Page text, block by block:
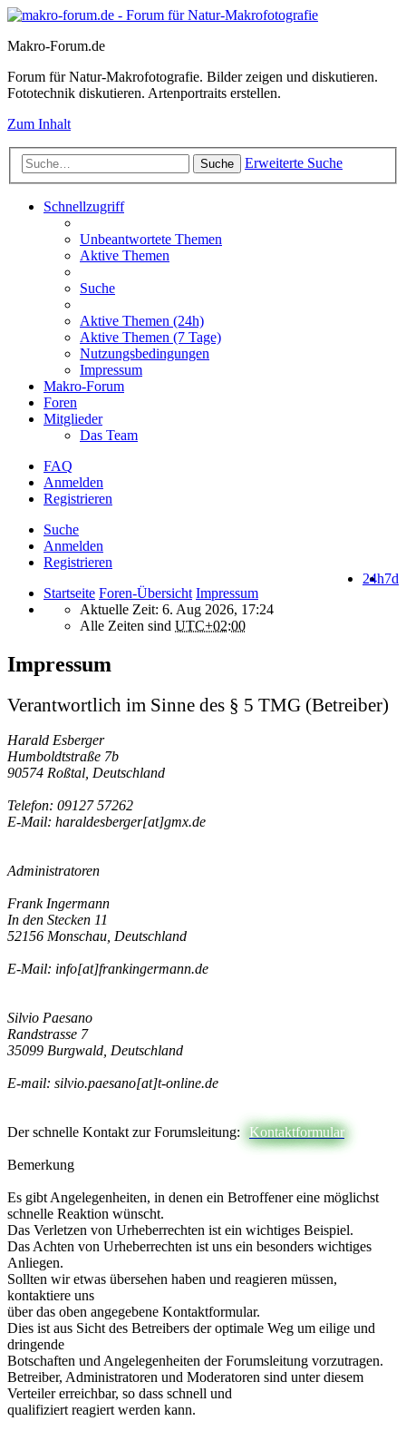
Makro-Forum.de
Forum für Natur-Makrofotografie. Bilder zeigen und diskutieren.
Fototechnik diskutieren. Artenportraits erstellen.
Zum Inhalt
Suche Erweiterte Suche
Schnellzugriff
Unbeantwortete Themen
Aktive Themen
Suche
Aktive Themen (24h)
Aktive Themen (7 Tage)
Nutzungsbedingungen
Impressum
Makro-Forum
Foren
Mitglieder
Das Team
FAQ
Anmelden
Registrieren
Suche
Anmelden
Registrieren
7d
24h
Startseite Foren-Übersicht Impressum
Aktuelle Zeit: 6. Aug 2026, 17:24
Alle Zeiten sind UTC+02:00
Impressum
Verantwortlich im Sinne des § 5 TMG (Betreiber)
Harald Esberger
Humboldtstraße 7b
90574 Roßtal, Deutschland
Telefon: 09127 57262
E-Mail: haraldesberger[at]gmx.de
Administratoren
Frank Ingermann
In den Stecken 11
52156 Monschau, Deutschland
E-Mail: info[at]frankingermann.de
Silvio Paesano
Randstrasse 7
35099 Burgwald, Deutschland
E-mail: silvio.paesano[at]t-online.de
Der schnelle Kontakt zur Forumsleitung: Kontaktformular
Bemerkung
Es gibt Angelegenheiten, in denen ein Betroffener eine möglichst
schnelle Reaktion wünscht.
Das Verletzen von Urheberrechten ist ein wichtiges Beispiel.
Das Achten von Urheberrechten ist uns ein besonders wichtiges
Anliegen.
Sollten wir etwas übersehen haben und reagieren müssen,
kontaktiere uns
über das oben angegebene Kontaktformular.
Dies ist aus Sicht des Betreibers der optimale Weg um eilige und
dringende
Botschaften und Angelegenheiten der Forumsleitung vorzutragen.
Betreiber, Administratoren und Moderatoren sind unter diesem
Verteiler erreichbar, so dass schnell und
qualifiziert reagiert werden kann.